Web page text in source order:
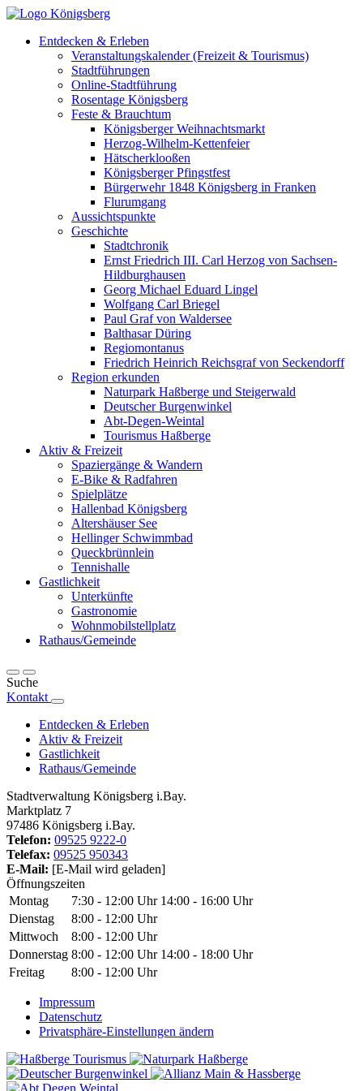
Entdecken & Erleben
Veranstaltungskalender (Freizeit & Tourismus)
Stadtführungen
Online-Stadtführung
Rosentage Königsberg
Feste & Brauchtum
Königsberger Weihnachtsmarkt
Herzog-Wilhelm-Kettenfeier
Hätscherklooßen
Königsberger Pfingstfest
Bürgerwehr 1848 Königsberg in Franken
Flurumgang
Aussichtspunkte
Geschichte
Stadtchronik
Ernst Friedrich III. Carl Herzog von Sachsen-
Hildburghausen
Georg Michael Eduard Lingel
Wolfgang Carl Briegel
Paul Graf von Waldersee
Balthasar Düring
Regiomontanus
Friedrich Heinrich Reichsgraf von Seckendorff
Region erkunden
Naturpark Haßberge und Steigerwald
Deutscher Burgenwinkel
Abt-Degen-Weintal
Tourismus Haßberge
Aktiv & Freizeit
Spaziergänge & Wandern
E-Bike & Radfahren
Spielplätze
Hallenbad Königsberg
Altershäuser See
Hellinger Schwimmbad
Queckbrünnlein
Tennishalle
Gastlichkeit
Unterkünfte
Gastronomie
Wohnmobilstellplatz
Rathaus/Gemeinde
Suche
Kontakt
Entdecken & Erleben
Aktiv & Freizeit
Gastlichkeit
Rathaus/Gemeinde
Stadtverwaltung Königsberg i.Bay.
Marktplatz 7
97486 Königsberg i.Bay.
Telefon: 09525 9222-0
Telefax: 09525 950343
E-Mail: [E-Mail wird geladen]
Öffnungszeiten
Montag
7:30 - 12:00 Uhr 14:00 - 16:00 Uhr
Dienstag
8:00 - 12:00 Uhr
Mittwoch
8:00 - 12:00 Uhr
Donnerstag 8:00 - 12:00 Uhr 14:00 - 18:00 Uhr
Freitag
8:00 - 12:00 Uhr
Impressum
Datenschutz
Privatsphäre-Einstellungen ändern